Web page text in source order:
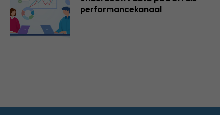
performancekanaal